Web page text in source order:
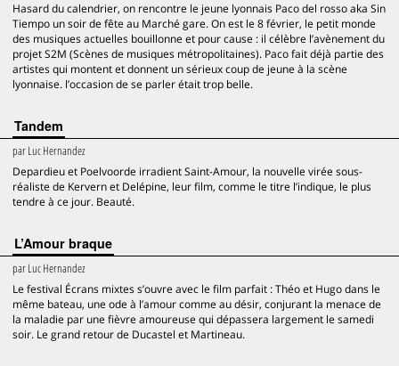
Hasard du calendrier, on rencontre le jeune lyonnais Paco del rosso aka Sin
Tiempo un soir de fête au Marché gare. On est le 8 février, le petit monde
des musiques actuelles bouillonne et pour cause : il célèbre l’avènement du
projet S2M (Scènes de musiques métropolitaines). Paco fait déjà partie des
artistes qui montent et donnent un sérieux coup de jeune à la scène
lyonnaise. l’occasion de se parler était trop belle.
Tandem
parLuc Hernandez
Depardieu et Poelvoorde irradient Saint-Amour, la nouvelle virée sous-
réaliste de Kervern et Delépine, leur film, comme le titre l’indique, le plus
tendre à ce jour. Beauté.
L’Amour braque
parLuc Hernandez
Le festival Écrans mixtes s’ouvre avec le film parfait : Théo et Hugo dans le
même bateau, une ode à l’amour comme au désir, conjurant la menace de
la maladie par une fièvre amoureuse qui dépassera largement le samedi
soir. Le grand retour de Ducastel et Martineau.